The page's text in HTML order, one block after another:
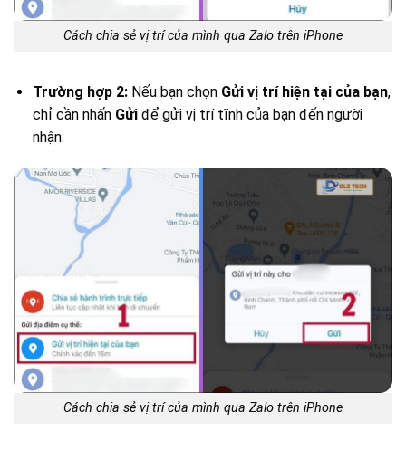
Cách chia sẻ vị trí của mình qua Zalo trên iPhone
Trường hợp 2:Nếu bạn chọn Gửi vị trí hiện tại của bạn,
chỉ cần nhấn Gửiđể gửi vị trí tĩnh của bạn đến người
nhận.
Cách chia sẻ vị trí của mình qua Zalo trên iPhone